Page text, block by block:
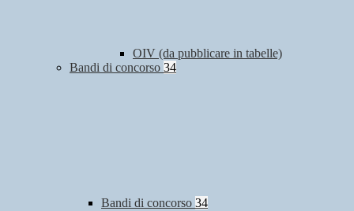
OIV (da pubblicare in tabelle)
Bandi di concorso 34
Bandi di concorso 34